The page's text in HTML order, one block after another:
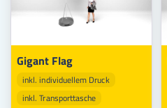
Gigant Flag
inkl. individuellem Druck
inkl. Transporttasche